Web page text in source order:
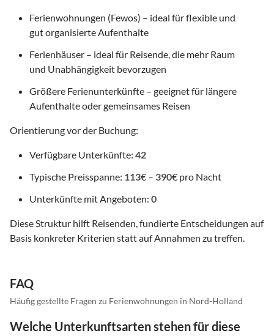
Ferienwohnungen (Fewos) – ideal für flexible und
gut organisierte Aufenthalte
Ferienhäuser – ideal für Reisende, die mehr Raum
und Unabhängigkeit bevorzugen
Größere Ferienunterkünfte – geeignet für längere
Aufenthalte oder gemeinsames Reisen
Orientierung vor der Buchung:
Verfügbare Unterkünfte: 42
Typische Preisspanne: 113€ – 390€ pro Nacht
Unterkünfte mit Angeboten: 0
Diese Struktur hilft Reisenden, fundierte Entscheidungen auf
Basis konkreter Kriterien statt auf Annahmen zu treffen.
FAQ
Häufig gestellte Fragen zu Ferienwohnungen in Nord-Holland
Welche Unterkunftsarten stehen für diese